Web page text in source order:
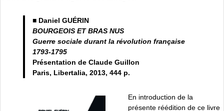
■ Daniel GUÉRIN
BOURGEOIS ET BRAS NUS
Guerre sociale durant la révolution française
1793-1795
Présentation de Claude Guillon
Paris, Libertalia, 2013, 444 p.
En introduction de la
présente réédition de ce livre